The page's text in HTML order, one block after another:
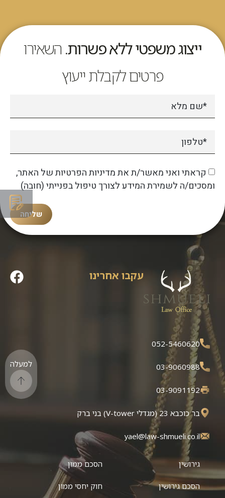
ייצוג משפטי ללא פשרות. השאירו
פרטים לקבלת ייעוץ
קראתי ואני מאשר/ת את מדיניות הפרטיות של האתר,
ומסכים/ה לשמירת המידע לצורך טיפול בפנייתי (חובה)
שליחה
עקבו אחרינו
052-5460620
03-9060988
03-9091192
בר כוכבא 23 (מגדלי V-tower) בני ברק
yael@law-shmueli.co.il
גירושין
הסכם גירושין
הסכם ממון
חוק יחסי ממון
למעלה